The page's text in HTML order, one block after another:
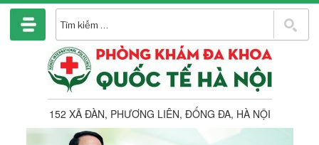
Chuyển
phần
152 XÃ ĐÀN, PHƯƠNG LIÊN, ĐỐNG ĐA, HÀ NỘI